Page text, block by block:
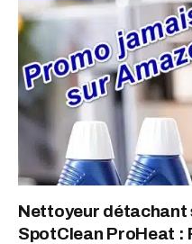
Nettoyeur détachant
SpotClean ProHeat :